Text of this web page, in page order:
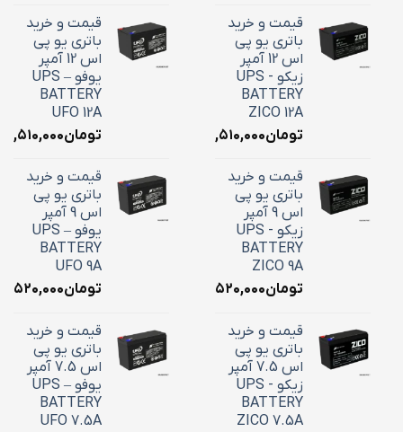
قیمت و خرید
باتری یو پی
اس 12 آمپر
زیکو - UPS
BATTERY
ZICO 12A
تومان۴,۵۱۰,۰۰۰
قیمت و خرید
باتری یو پی
اس 9 آمپر
زیکو - UPS
BATTERY
ZICO 9A
تومان۳,۵۲۰,۰۰۰
قیمت و خرید
باتری یو پی
اس 7.5 آمپر
زیکو - UPS
BATTERY
ZICO 7.5A
قیمت و خرید
باتری یو پی
اس 12 آمپر
یوفو – UPS
BATTERY
UFO 12A
تومان۴,۵۱۰,۰۰۰
قیمت و خرید
باتری یو پی
اس 9 آمپر
یوفو – UPS
BATTERY
UFO 9A
تومان۳,۵۲۰,۰۰۰
قیمت و خرید
باتری یو پی
اس 7.5 آمپر
یوفو – UPS
BATTERY
UFO 7.5A